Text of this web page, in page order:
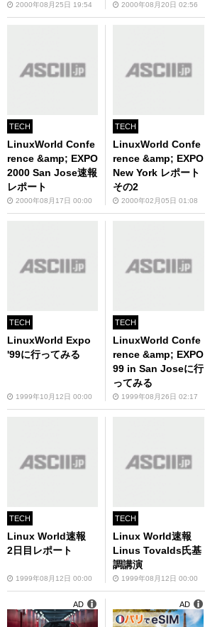
2000年08月25日 19:54 2000年08月20日 02:56
TECH
LinuxWorld Confe
rence &amp; EXPO
2000 San Jose速報
レポート
2000年08月17日 00:00
TECH
LinuxWorld Confe
rence &amp; EXPO
New York レポート
その2
2000年02月05日 01:08
TECH
LinuxWorld Expo
'99に行ってみる
1999年10月12日 00:00
TECH
LinuxWorld Confe
rence &amp; EXPO
99 in San Joseに行
ってみる
1999年08月26日 02:17
TECH
Linux World速報
2日目レポート
1999年08月12日 00:00
TECH
Linux World速報
Linus Tovalds氏基
調講演
1999年08月12日 00:00
AD AD